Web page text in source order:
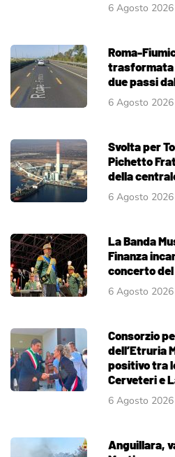
6 Agosto 2026
Roma-
trasformata
due passi
6 Agosto 2026
Svolta per
Pichetto
della
6 Agosto 2026
La Banda
Finanza
concerto
6 Agosto 2026
Consorzio
dell’Etruria
positivo tra
Cerveteri e
6 Agosto 2026
Anguillara,